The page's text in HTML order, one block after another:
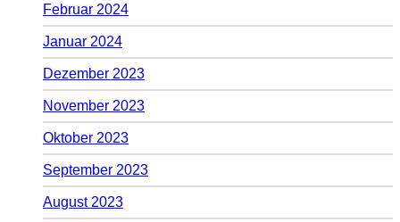
Februar 2024
Januar 2024
Dezember 2023
November 2023
Oktober 2023
September 2023
August 2023